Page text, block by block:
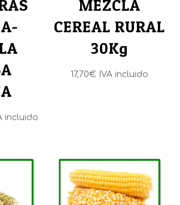
incluido
MEZCLA
CEREAL RURAL
30Kg
17,70€ IVA incluido